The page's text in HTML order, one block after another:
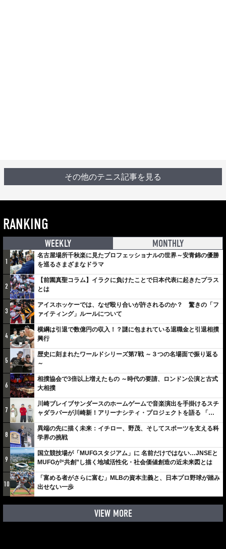
その他のテニス記事を見る
RANKING
WEEKLY MONTHLY
1
名古屋場所千秋楽に見たプロフェッショナルの世界～安青錦の優勝
を巡るさまざまなドラマ
2
【前園真聖コラム】イラクに負けたことで日本代表に起きたプラス
とは
3
アイスホッケーでは、なぜ殴り合いが許されるのか？ 驚きの「フ
ァイティング」ルールについて
4
横綱は引退で数億円の収入！？謎に包まれている退職金と引退相撲
興行
5
歴史に刻まれたワールドシリーズ第7戦 ～３つの名場面で振り返る
～
6
相撲協会で3倍以上増えたもの ～時代の要請、ロンドン公演と古式
大相撲
7
川崎ブレイブサンダースのホームゲームで音楽演出を手掛けるスチ
ャダラパーが川崎新！アリーナシティ・プロジェクトを語る 「楽
しみでしかないでしょ。川崎は、ずっと成長曲線だから」
8
異端の先に描く未来：イチロー、野茂、そしてスポーツを支える科
学界の挑戦
9
国立競技場が「MUFGスタジアム」に 名前だけではない…JNSEと
MUFGが“共創”し描く地域活性化・社会価値創造の近未来図とは
10
「富める者がさらに富む」MLBの資本主義と、日本プロ野球が踏み
出せない一歩
VIEW MORE